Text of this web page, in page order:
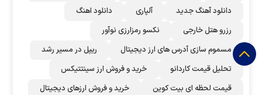
دانلود آهنگ جدید
آلپاری
دانلود اهنگ
رزرو هتل خارجی
نکسو رمزارزی نوآور
مسموم سازی آدرس های ارز دیجیتال
ریپل در مسیر رشد
تحلیل قیمت کاردانو
خرید و فروش ارز سینتتیکس
قیمت لحظه ای بیت کوین
خرید و فروش ارزهای دیجیتال